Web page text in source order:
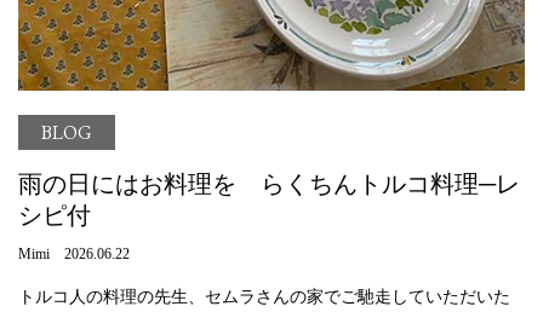
BLOG
雨の日にはお料理を らくちんトルコ料理─レ
シピ付
Mimi 2026.06.22
トルコ人の料理の先生、セムラさんの家でご馳走していただいた